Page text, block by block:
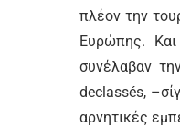
πλέον την
Ευρώπης.
συνέλαβαν
declassés,
αρνητικές